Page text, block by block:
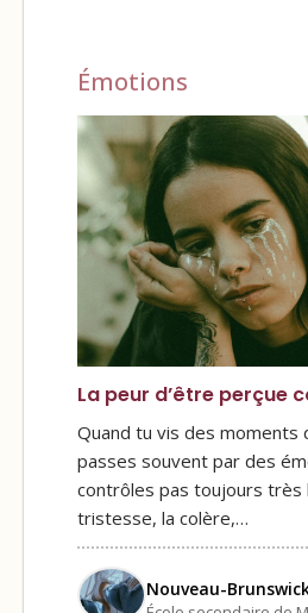
Émotions
La peur d’être perçue
Quand tu vis des moments
passes souvent par des
contrôles pas toujours très
tristesse, la colère,…
Nouveau-